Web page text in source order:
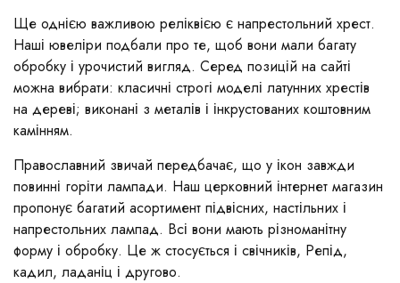
Ще однією важливою реліквією є напрестольний хрест.
Наші ювеліри подбали про те, щоб вони мали багату
обробку і урочистий вигляд. Серед позицій на сайті
можна вибрати: класичні строгі моделі латунних хрестів
на дереві; виконані з металів і інкрустованих коштовним
камінням.
Православний звичай передбачає, що у ікон завжди
повинні горіти лампади. Наш церковний інтернет магазин
пропонує багатий асортимент підвісних, настільних і
напрестольних лампад. Всі вони мають різноманітну
форму і обробку. Це ж стосується і свічників, Репід,
кадил, ладаніц і другово.